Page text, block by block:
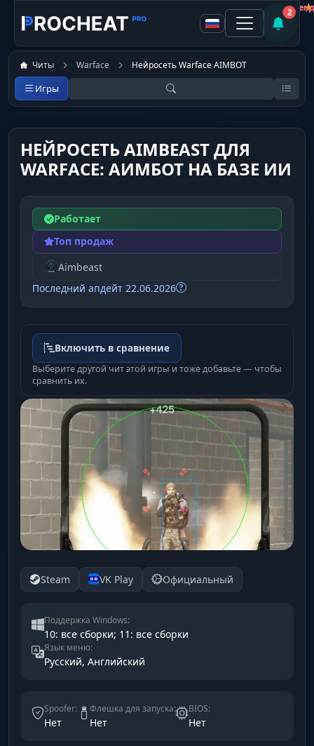
2
Читы Warface Нейросеть Warface AIMBOT
Игры
НЕЙРОСЕТЬ AIMBEAST ДЛЯ
WARFACE: АИМБОТ НА БАЗЕ ИИ
Работает
Топ продаж
Aimbeast
Последний апдейт 22.06.2026
Включить в сравнение
Выберите другой чит этой игры и тоже добавьте — чтобы
сравнить их.
Steam VK Play Официальный
Поддержка Windows:
10: все сборки; 11: все сборки
Язык меню:
Русский, Английский
Spoofer:
Нет
Флешка для запуска:
Нет
BIOS:
Нет
★ ★ ★ ★
★ ★ ★ ★
Не
Не
Не
Не